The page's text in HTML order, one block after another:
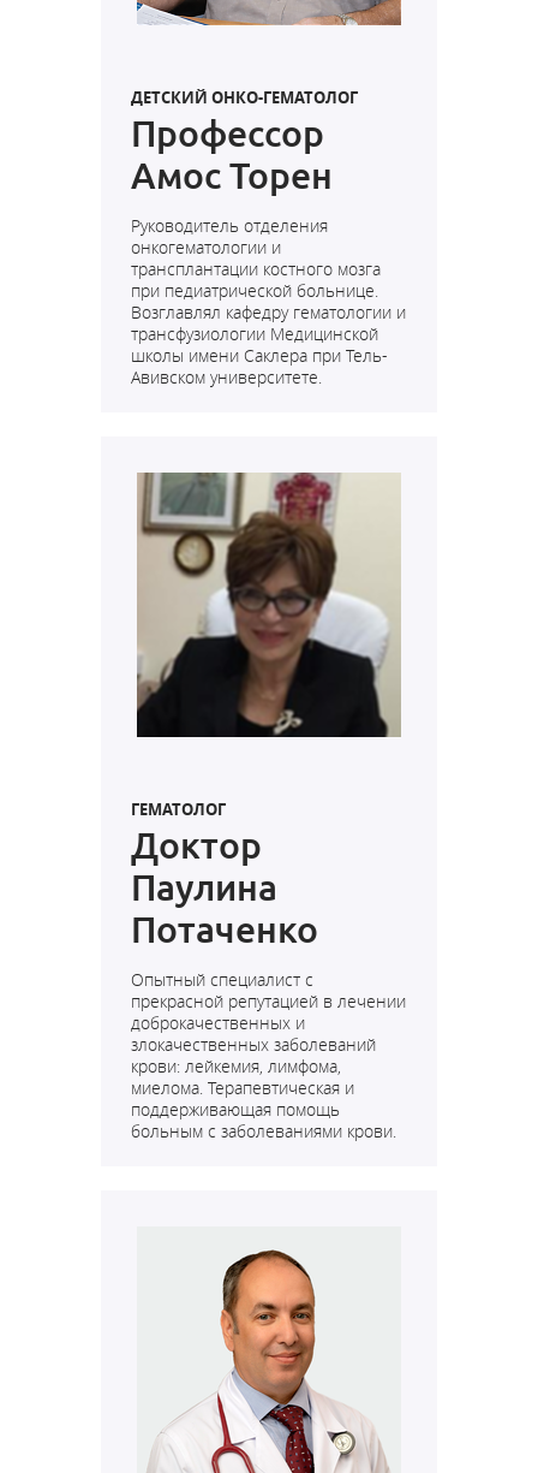
ДЕТСКИЙ ОНКО-ГЕМАТОЛОГ
Профессор
Амос Торен
Руководитель отделения
онкогематологии и
трансплантации костного мозга
при педиатрической больнице.
Возглавлял кафедру гематологии и
трансфузиологии Медицинской
школы имени Саклера при Тель-
Авивском университете.
ГЕМАТОЛОГ
Доктор
Паулина
Потаченко
Опытный специалист с
прекрасной репутацией в лечении
доброкачественных и
злокачественных заболеваний
крови: лейкемия, лимфома,
миелома. Терапевтическая и
поддерживающая помощь
больным с заболеваниями крови.